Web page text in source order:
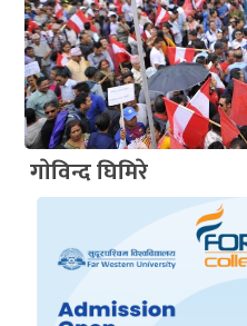
गाेविन्द घिमिरे